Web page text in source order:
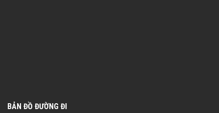
BẢN ĐỒ ĐƯỜNG ĐI